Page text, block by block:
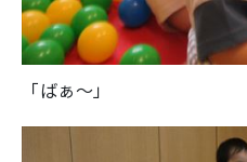
「ばぁ～」